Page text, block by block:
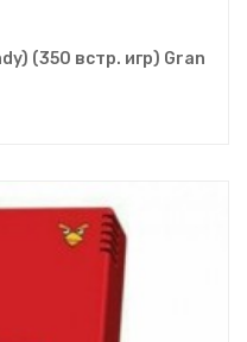
(350 встр. игр) Gran